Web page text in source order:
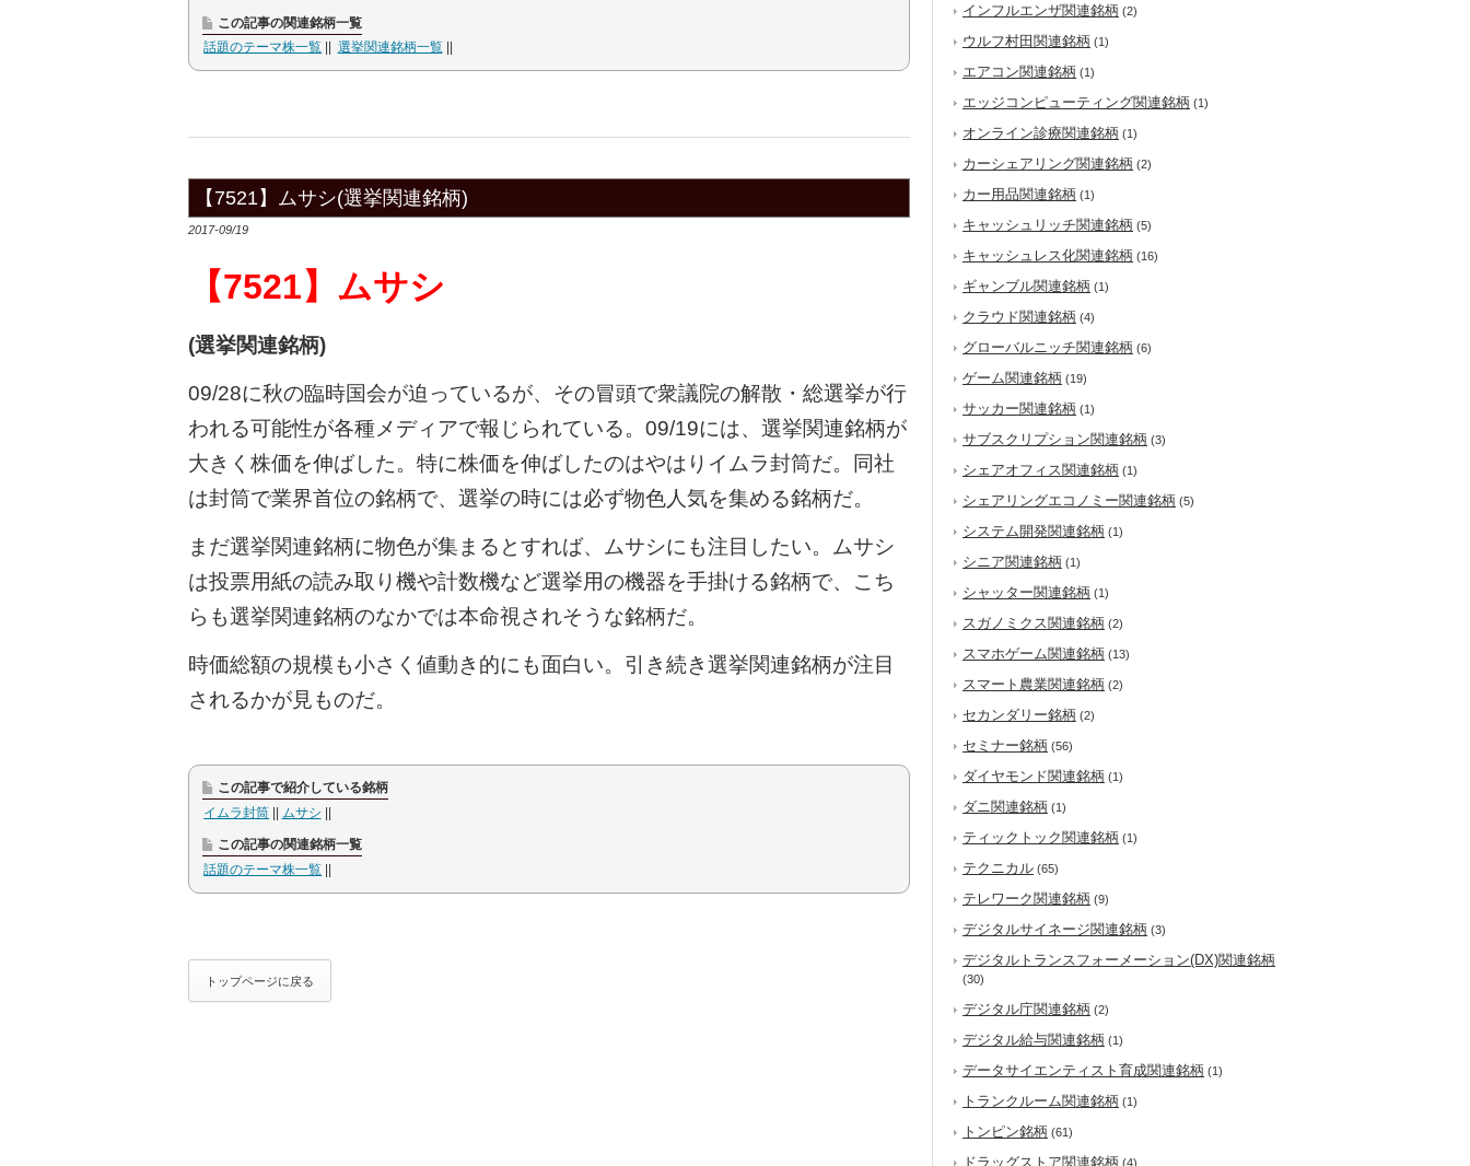
この記事の関連銘柄一覧
話題のテーマ株一覧
選挙関連銘柄一覧
【7521】ムサシ(選挙関連銘柄)
2017-09/19
【7521】ムサシ
(選挙関連銘柄)
09/28に秋の臨時国会が迫っているが、その冒頭で衆議院の解散・総選挙が行
われる可能性が各種メディアで報じられている。09/19には、選挙関連銘柄が
大きく株価を伸ばした。特に株価を伸ばしたのはやはりイムラ封筒だ。同社
は封筒で業界首位の銘柄で、選挙の時には必ず物色人気を集める銘柄だ。
まだ選挙関連銘柄に物色が集まるとすれば、ムサシにも注目したい。ムサシ
は投票用紙の読み取り機や計数機など選挙用の機器を手掛ける銘柄で、こち
らも選挙関連銘柄のなかでは本命視されそうな銘柄だ。
時価総額の規模も小さく値動き的にも面白い。引き続き選挙関連銘柄が注目
されるかが見ものだ。
この記事で紹介している銘柄
イムラ封筒
ムサシ
この記事の関連銘柄一覧
話題のテーマ株一覧
トップページに戻る
インフルエンザ関連銘柄 (2)
ウルフ村田関連銘柄 (1)
エアコン関連銘柄 (1)
エッジコンピューティング関連銘柄 (1)
オンライン診療関連銘柄 (1)
カーシェアリング関連銘柄 (2)
カー用品関連銘柄 (1)
キャッシュリッチ関連銘柄 (5)
キャッシュレス化関連銘柄 (16)
ギャンブル関連銘柄 (1)
クラウド関連銘柄 (4)
グローバルニッチ関連銘柄 (6)
ゲーム関連銘柄 (19)
サッカー関連銘柄 (1)
サブスクリプション関連銘柄 (3)
シェアオフィス関連銘柄 (1)
シェアリングエコノミー関連銘柄 (5)
システム開発関連銘柄 (1)
シニア関連銘柄 (1)
シャッター関連銘柄 (1)
スガノミクス関連銘柄 (2)
スマホゲーム関連銘柄 (13)
スマート農業関連銘柄 (2)
セカンダリー銘柄 (2)
セミナー銘柄 (56)
ダイヤモンド関連銘柄 (1)
ダニ関連銘柄 (1)
ティックトック関連銘柄 (1)
テクニカル (65)
テレワーク関連銘柄 (9)
デジタルサイネージ関連銘柄 (3)
デジタルトランスフォーメーション(DX)関連銘柄
(30)
デジタル庁関連銘柄 (2)
デジタル給与関連銘柄 (1)
データサイエンティスト育成関連銘柄 (1)
トランクルーム関連銘柄 (1)
トンピン銘柄 (61)
ドラッグストア関連銘柄 (4)